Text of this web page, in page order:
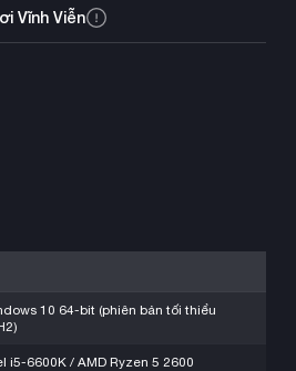
Vĩnh Viễn
10 64-bit (phiên bản tối thiểu
i5-6600K / AMD Ryzen 5 2600